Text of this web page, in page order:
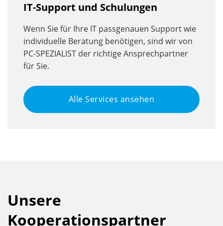
IT-Support und Schulungen
Wenn Sie für Ihre IT passgenauen Support wie
individuelle Beratung benötigen, sind wir von
PC-SPEZIALIST der richtige Ansprechpartner
für Sie.
Alle Services ansehen
Unsere
Kooperationspartner